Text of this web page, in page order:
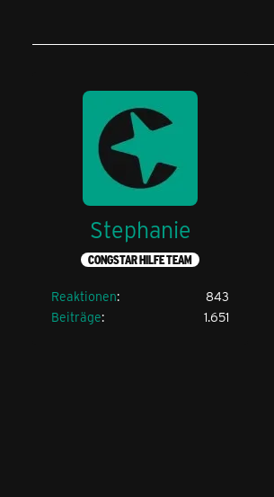
Stephanie
CONGSTAR HILFE TEAM
Reaktionen
843
Beiträge
1.651